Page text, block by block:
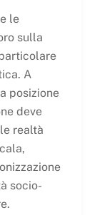
le
sulla
A
posizione
deve
realtà
socio-